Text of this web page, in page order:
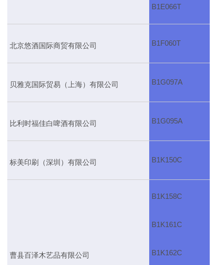
B1E066T
北京悠酒国际商贸有限公司 B1F060T
贝雅克国际贸易（上海）有限公司 B1G097A
比利时福佳白啤酒有限公司 B1G095A
标美印刷（深圳）有限公司 B1K150C
曹县百泽木艺品有限公司
B1K158C
B1K161C
B1K162C